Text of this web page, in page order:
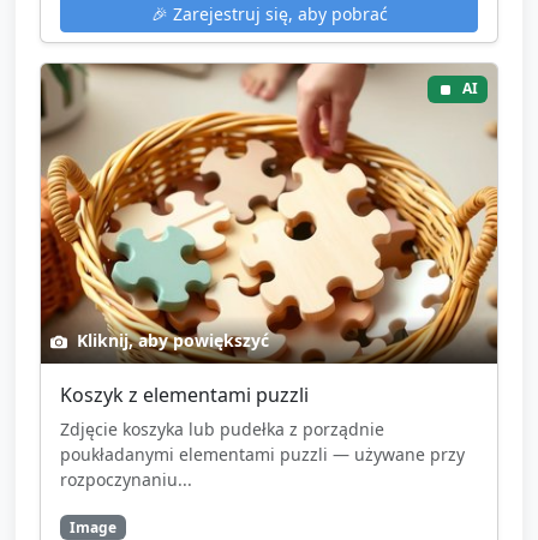
🎉 Zarejestruj się, aby pobrać
AI
Kliknij, aby powiększyć
Koszyk z elementami puzzli
Zdjęcie koszyka lub pudełka z porządnie
poukładanymi elementami puzzli — używane przy
rozpoczynaniu...
Image